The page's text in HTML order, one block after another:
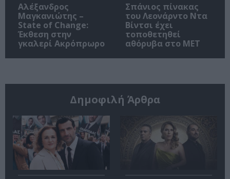
Αλέξανδρος
Μαγκανιώτης –
State of Change:
Έκθεση στην
γκαλερί Ακρόπρωρο
Σπάνιος πίνακας
του Λεονάρντο Ντα
Βίντσι έχει
τοποθετηθεί
αθόρυβα στο MET
Δημοφιλή Άρθρα